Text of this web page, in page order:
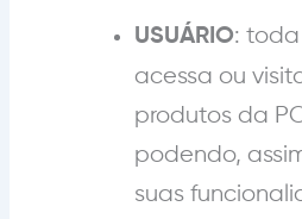
USUÁRIO:
acessa ou
produtos da
podendo,
suas